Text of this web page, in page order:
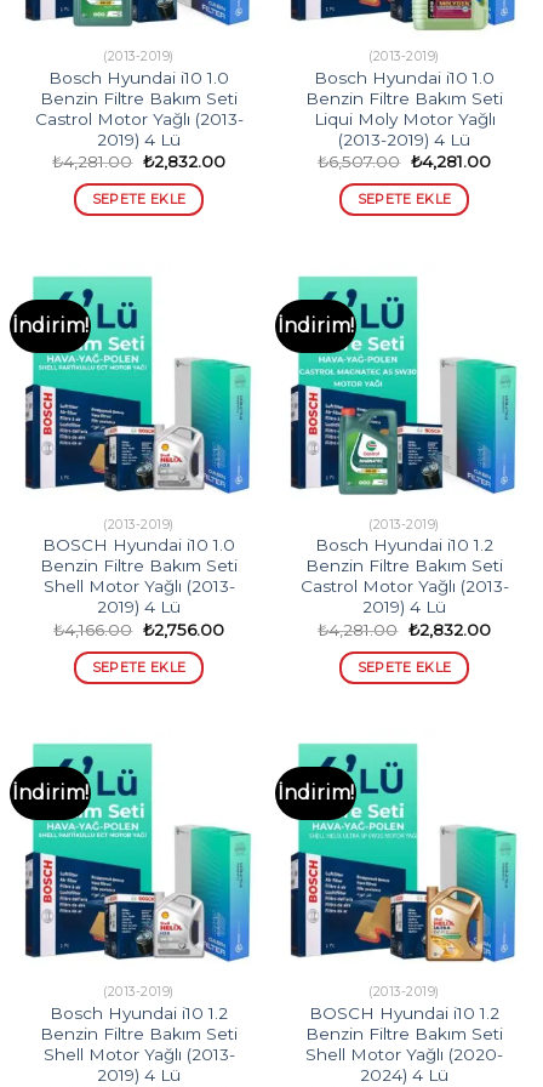
(2013-2019)
Bosch Hyundai i10 1.0
Benzin Filtre Bakım Seti
Castrol Motor Yağlı (2013-
2019) 4 Lü
₺4,281.00 Orijinal
fiyat:
₺4,281.00.
₺2,832.00Şu
SEPETE EKLE
(2013-2019)
Bosch Hyundai i10 1.0
Benzin Filtre Bakım Seti
Liqui Moly Motor Yağlı
(2013-2019) 4 Lü
₺6,507.00 Orijinal
fiyat:
₺6,507.00.
₺4,281.00Şu
SEPETE EKLE
İndirim!
(2013-2019)
BOSCH Hyundai i10 1.0
Benzin Filtre Bakım Seti
Shell Motor Yağlı (2013-
2019) 4 Lü
₺4,166.00 Orijinal
fiyat:
₺4,166.00.
₺2,756.00Şu
SEPETE EKLE
İndirim!
(2013-2019)
Bosch Hyundai i10 1.2
Benzin Filtre Bakım Seti
Castrol Motor Yağlı (2013-
2019) 4 Lü
₺4,281.00 Orijinal
fiyat:
₺4,281.00.
₺2,832.00Şu
SEPETE EKLE
İndirim!
(2013-2019)
Bosch Hyundai i10 1.2
Benzin Filtre Bakım Seti
Shell Motor Yağlı (2013-
2019) 4 Lü
İndirim!
(2013-2019)
BOSCH Hyundai i10 1.2
Benzin Filtre Bakım Seti
Shell Motor Yağlı (2020-
2024) 4 Lü